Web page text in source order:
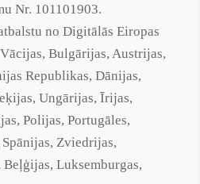
Nr. 101101903.
no Digitālās Eiropas
Bulgārijas, Austrijas,
Republikas, Dānijas,
Ungārijas, Īrijas,
Polijas, Portugāles,
Zviedrijas,
Luksemburgas,